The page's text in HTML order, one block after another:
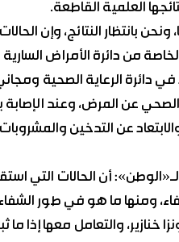
بانتظار النتائج، وإن
من دائرة الأمراض
دائرة الرعاية الصحية
عن المرض، وعند الإصابة
عن التدخين
أن الحالات التي
ومنها ما هو في طور
والتعامل معها إذا ما